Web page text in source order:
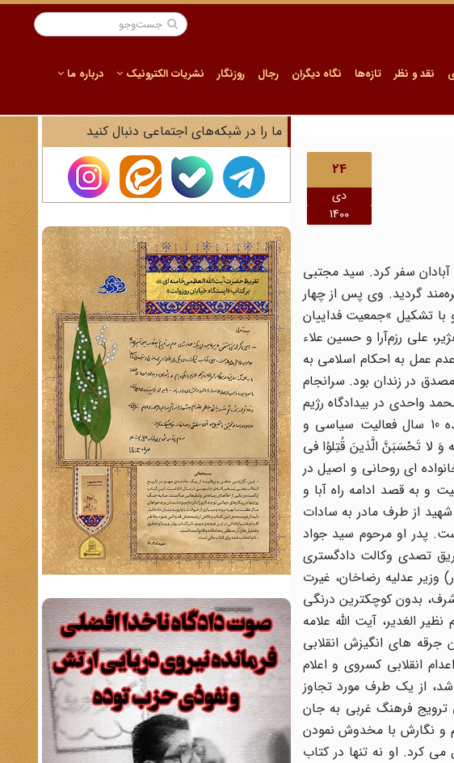
نقد و نظر تازه‌ها نگاه دیگران رجال روزنگار نشریات الکترونیک درباره ما
24
دی
1400
به آبادان سفر کرد. سید مجتبی
گردید. وی پس از چهار
با تشکیل »جمعیت فداییان
علی رزم‌آرا و حسین علاء
عمل به احکام اسلامی به
در زندان بود. سرانجام
واحدی در بیدادگاه رژیم
پهلوی محکوم و در صبحگاه 27 دی 1334 شمسی تیرباران شده و به خیل شهدا پیوستند. بدین ترتیب پرونده 10 سال فعالیت سیاسی و
لا تَحْسَبَنَّ الَّذینَ قُتِلوُا فی
سید مجتبی تهرانی معروف به نواب صفوی، در سال 1303 شمسی در خانواده ای روحانی و اصیل در
به قصد ادامه راه آبا و
شد. شهید از طرف مادر به سادات
پدر او مرحوم سید جواد
تصدی وکالت دادگستری
و درگیری لفظی با (داور) وزیر عدلیه رضاخان، غیرت
بدون کوچکترین درنگی
الغدیر، آیت الله علامه
جرقه های انگیزش انقلابی
انقلابی کسروی و اعلام
دشواری شد، از یک طرف مورد تجاوز
ترویج فرهنگ غربی به جان
و نگارش با مخدوش نمودن
کرد. او نه تنها در کتاب
ما را در شبکه‌های اجتماعی دنبال کنید